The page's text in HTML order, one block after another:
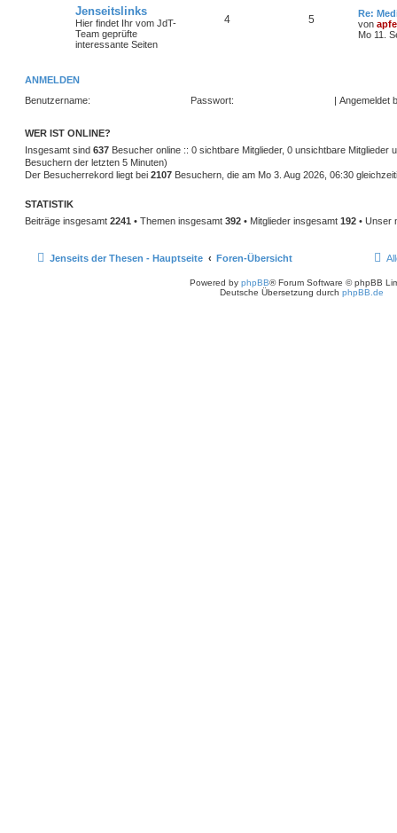
Jenseitslinks
Hier findet Ihr vom JdT-
Team geprüfte
interessante Seiten
4 5
Re:
von
Mo 11.
ANMELDEN
Benutzername:
Passwort: | Angemeldet
WER IST ONLINE?
Insgesamt sind 637 Besucher online :: 0 sichtbare Mitglieder, 0 unsichtbare Mitglieder
Besuchern der letzten 5 Minuten)
Der Besucherrekord liegt bei 2107 Besuchern, die am Mo 3. Aug 2026, 06:30
STATISTIK
Beiträge insgesamt 2241 • Themen insgesamt 392 • Mitglieder insgesamt 192 • Unser
Jenseits der Thesen - Hauptseite Foren-Übersicht
Powered by phpBB® Forum Software © phpBB
Deutsche Übersetzung durch phpBB.de